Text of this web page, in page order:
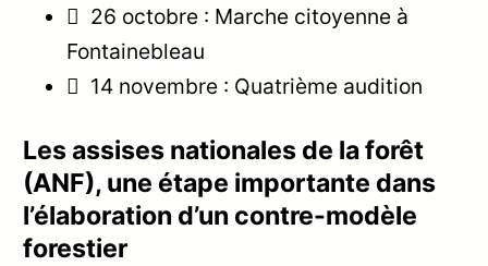
 26 octobre : Marche citoyenne à
Fontainebleau
 14 novembre : Quatrième audition
Les assises nationales de la forêt
(ANF), une étape importante dans
l’élaboration d’un contre-modèle
forestier